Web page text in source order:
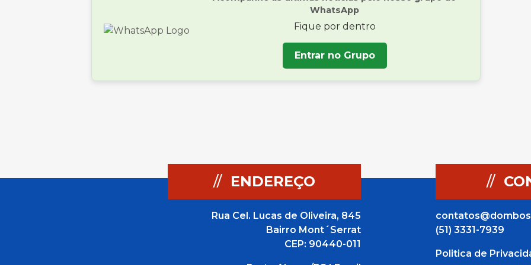
WhatsApp
Fique por dentro
Entrar no Grupo
// ENDEREÇO
Rua Cel. Lucas de Oliveira, 845
Bairro Mont´Serrat
CEP: 90440-011
//
(51) 3331-7939
Politica de